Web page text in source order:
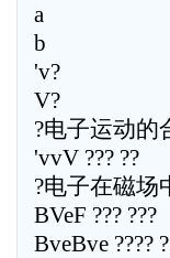
a
b
'v?
V?
?电子运动的
'vvV ??? ??
?电子在磁场
BVeF ??? ???
BveBve ????